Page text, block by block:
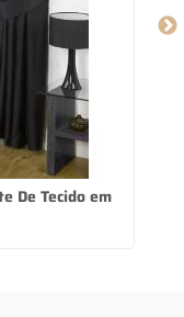
De Tecido em